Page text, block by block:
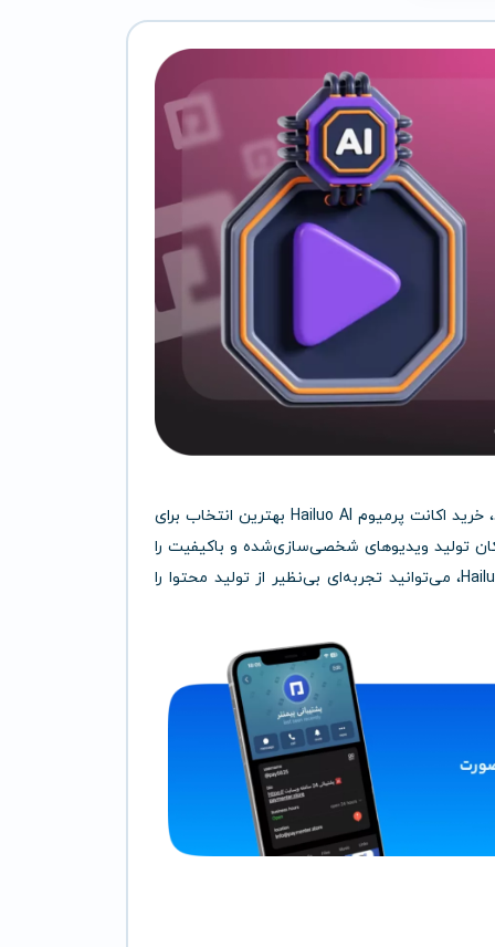
اگر به دنبال تولید ویدیوهای حرفه‌ای با هوش مصنوعی هستید، خرید اکانت پرمیوم Hailuo AI بهترین انتخاب برای
تولید ویدیوهای شخصی‌سازی‌شده و باکیفیت را
در کوتاه‌ترین زمان ممکن فراهم می‌کند. با نسخه پرمیوم Hailuo AI، می‌توانید تجربه‌ای بی‌نظیر از تولید محتوا را